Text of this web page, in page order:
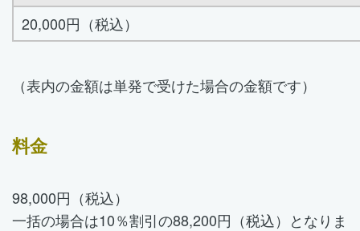
20,000円（税込）
（表内の金額は単発で受けた場合の金額です）
料金
98,000円（税込）
一括の場合は10％割引の88,200円（税込）となりま